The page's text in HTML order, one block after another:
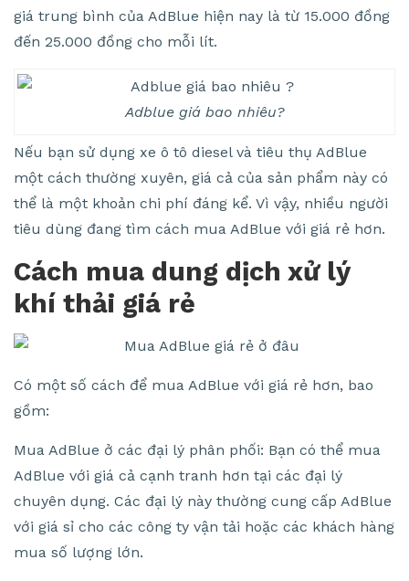
giá trung bình của AdBlue hiện nay là từ 15.000 đồng
đến 25.000 đồng cho mỗi lít.
Adblue giá bao nhiêu?
Nếu bạn sử dụng xe ô tô diesel và tiêu thụ AdBlue
một cách thường xuyên, giá cả của sản phẩm này có
thể là một khoản chi phí đáng kể. Vì vậy, nhiều người
tiêu dùng đang tìm cách mua AdBlue với giá rẻ hơn.
Cách mua dung dịch xử lý
khí thải giá rẻ
Có một số cách để mua AdBlue với giá rẻ hơn, bao
gồm:
Mua AdBlue ở các đại lý phân phối: Bạn có thể mua
AdBlue với giá cả cạnh tranh hơn tại các đại lý
chuyên dụng. Các đại lý này thường cung cấp AdBlue
với giá sỉ cho các công ty vận tải hoặc các khách hàng
mua số lượng lớn.